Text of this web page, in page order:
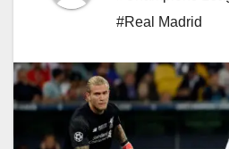
#Real Madrid